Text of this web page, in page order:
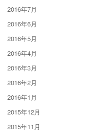
2016年7月
2016年6月
2016年5月
2016年4月
2016年3月
2016年2月
2016年1月
2015年12月
2015年11月